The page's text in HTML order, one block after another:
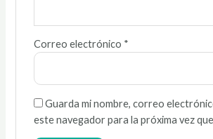
Correo electrónico *
Guarda mi nombre, correo
este navegador para la próxima vez